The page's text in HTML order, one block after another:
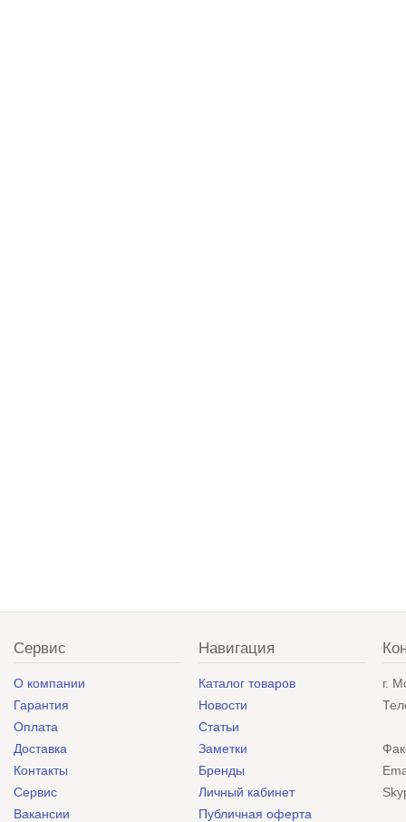
Сервис
О компании
Гарантия
Оплата
Доставка
Контакты
Сервис
Вакансии
Навигация
Каталог товаров
Новости
Статьи
Заметки
Бренды
Личный кабинет
Публичная оферта
г.